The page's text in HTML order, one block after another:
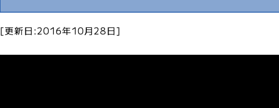
[更新日:2016年10月28日]